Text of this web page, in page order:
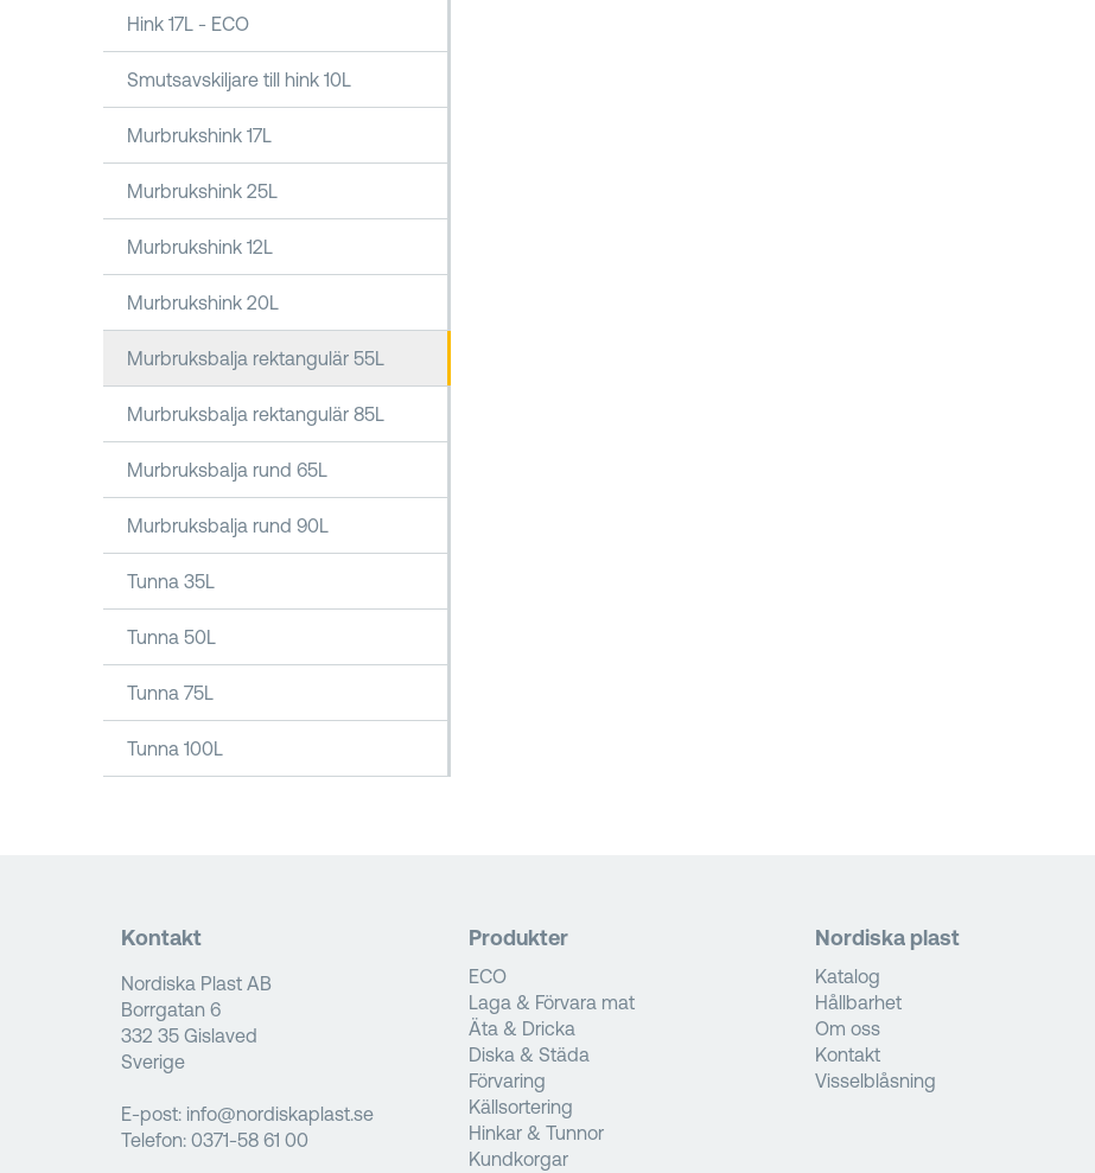
Hink 17L - ECO
Smutsavskiljare till hink 10L
Murbrukshink 17L
Murbrukshink 25L
Murbrukshink 12L
Murbrukshink 20L
Murbruksbalja rektangulär 55L
Murbruksbalja rektangulär 85L
Murbruksbalja rund 65L
Murbruksbalja rund 90L
Tunna 35L
Tunna 50L
Tunna 75L
Tunna 100L
Kontakt
Nordiska Plast AB
Borrgatan 6
332 35 Gislaved
Sverige
E-post: info@nordiskaplast.se
Telefon: 0371-58 61 00
Produkter
ECO
Laga & Förvara mat
Äta & Dricka
Diska & Städa
Förvaring
Källsortering
Hinkar & Tunnor
Kundkorgar
Nordiska plast
Katalog
Hållbarhet
Om oss
Kontakt
Visselblåsning